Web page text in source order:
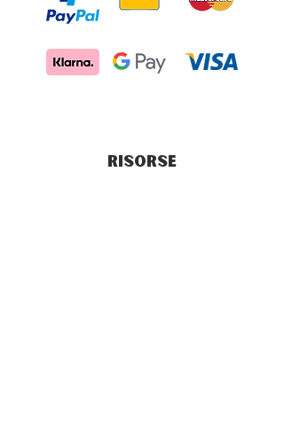
RISORSE